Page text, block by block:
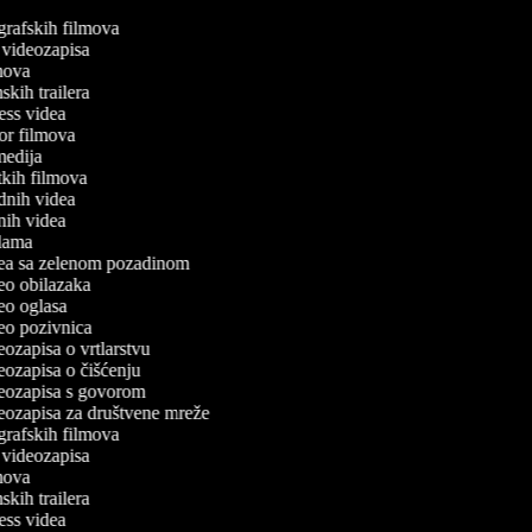
filmova
videozapisa
trailera
videa
filmova
filmova
videa
videa
sa zelenom pozadinom
obilazaka
oglasa
pozivnica
o vrtlarstvu
o čišćenju
s govorom
za društvene mreže
filmova
videozapisa
trailera
videa